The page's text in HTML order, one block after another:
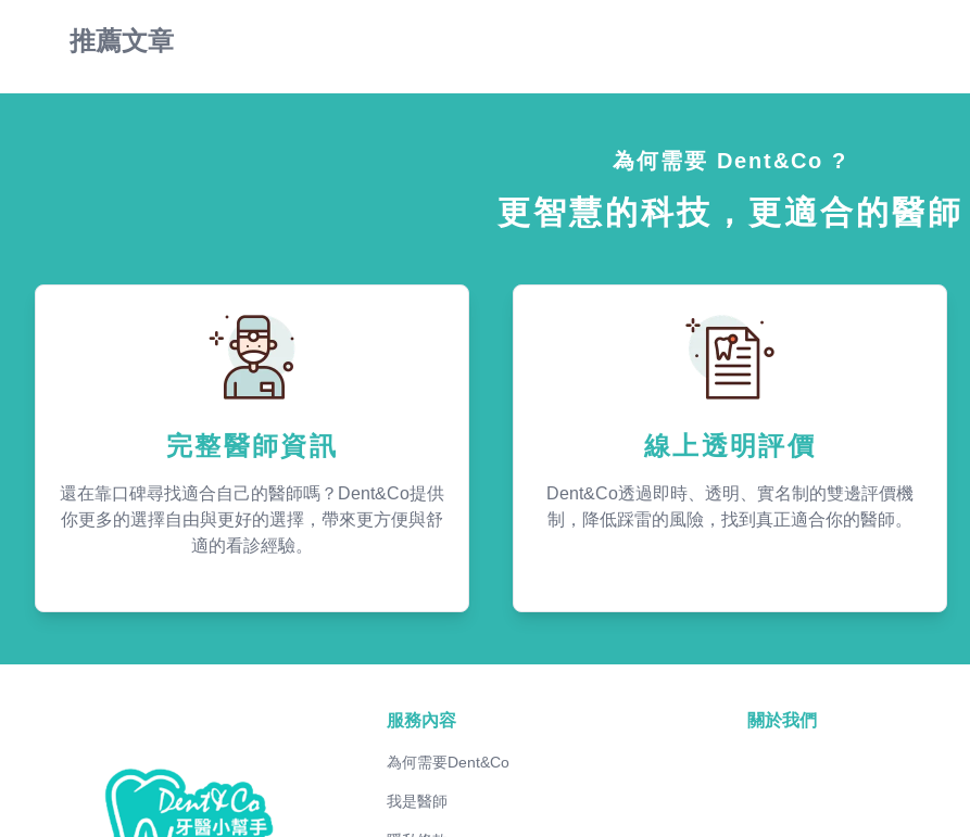
推薦文章
為何需要 Dent&Co ?
更智慧的科技，更適合的醫師
完整醫師資訊
還在靠口碑尋找適合自己的醫師嗎？Dent&Co提供
你更多的選擇自由與更好的選擇，帶來更方便與舒
適的看診經驗。
線上透明評價
Dent&Co透過即時、透明、實名制的雙邊評價機
制，降低踩雷的風險，找到真正適合你的醫師。
服務內容
為何需要Dent&Co
我是醫師
關於我們